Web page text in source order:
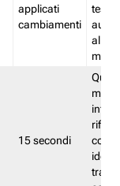
applicati
cambiamenti
test.
15 secondi